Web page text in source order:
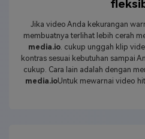
Jika video Anda kekurangan
membuatnya terlihat lebih cerah
media.io . cukup unggah klip
kontras sesuai kebutuhan sampai
cukup. Cara lain adalah dengan
media.ioUntuk mewarnai video